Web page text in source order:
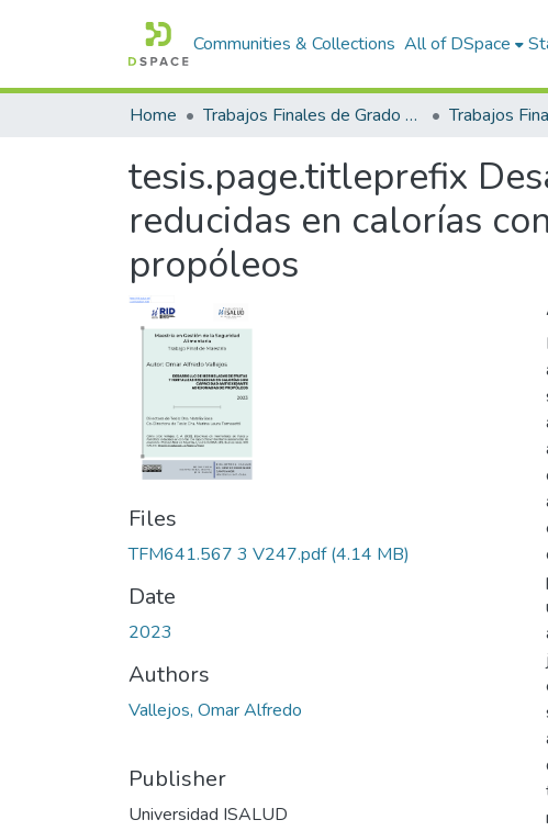
Communities & Collections All of DSpace
Home Trabajos Finales de Grado y Posgrado Trabajos
tesis.page.titleprefix
reducidas en calorías
propóleos
Files
TFM641.567 3 V247.pdf(4.14 MB)
Date
2023
Authors
Vallejos, Omar Alfredo
Publisher
Universidad ISALUD